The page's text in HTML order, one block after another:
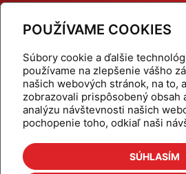
POUŽÍVAME COOKIES
Súbory cookie a ďalšie
používame na zlepšenie vášho
našich webových stránok, na to,
zobrazovali prispôsobený obsah
analýzu návštevnosti našich
pochopenie toho, odkiaľ naši
SÚHLASÍM
Dynamické termostatické ventily
Domov
Aktuality
Odber
Kalkulačky
Na stiahnutie